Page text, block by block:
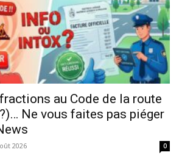
au Code de la route
Ne vous faites pas piéger
2026 0